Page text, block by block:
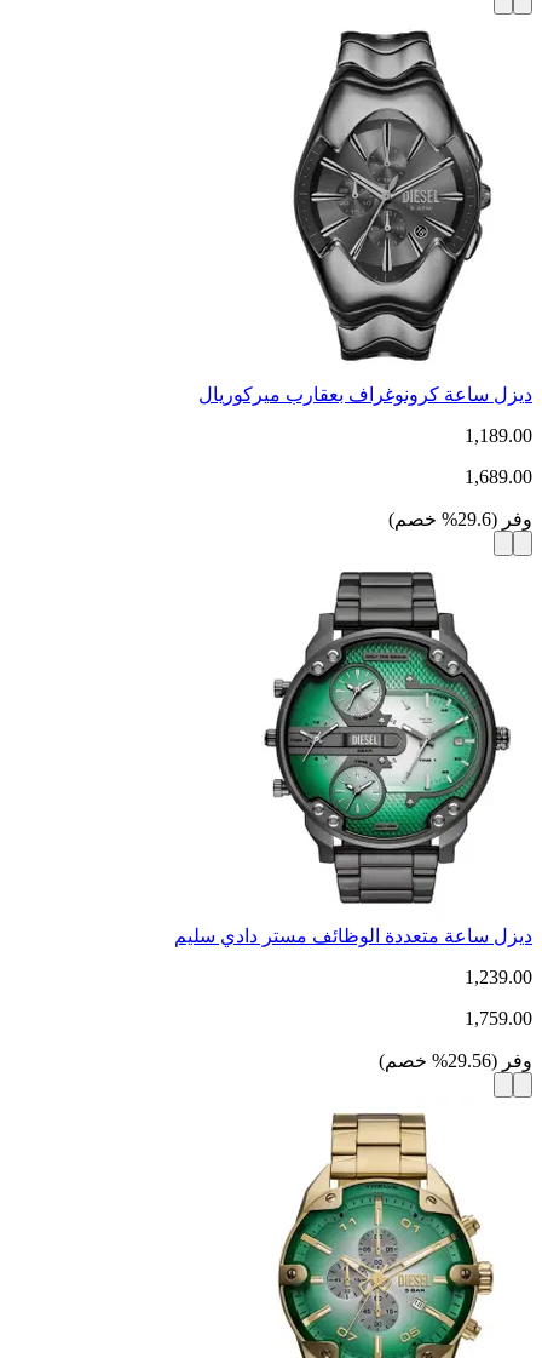
ديزل ساعة كرونوغراف بعقارب ميركوريال
1,189.00
1,689.00
وفر (
29.6
% خصم)
ديزل ساعة متعددة الوظائف مستر دادي سليم
1,239.00
1,759.00
وفر (
29.56
% خصم)